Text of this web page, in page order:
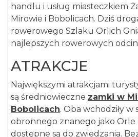
handlu i usług miasteczkiem
Mirowie i Bobolicach. Dziś
rowerowego Szlaku Orlich
najlepszych rowerowych
ATRAKCJE
Największymi atrakcjami
są średniowieczne zamki w
Bobolicach. Oba wchodziły w
obronnego znanego jako Orle
dostępne są do zwiedzania.